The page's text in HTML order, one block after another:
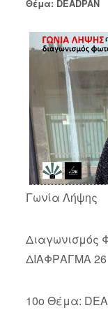
Θέμα: DEADPAN
Γωνία Λήψης
Διαγωνισμός
ΔΙΑΦΡΑΓΜΑ 26
10o Θέμα: